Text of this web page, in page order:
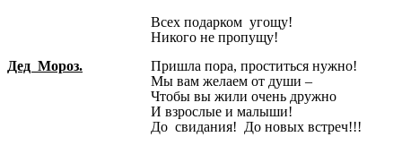
Всех подарком угощу!
Никого не пропущу!
Дед Мороз.
Пришла пора, проститься нужно!
Мы вам желаем от души –
Чтобы вы жили очень дружно
И взрослые и малыши!
До свидания! До новых встреч!!!